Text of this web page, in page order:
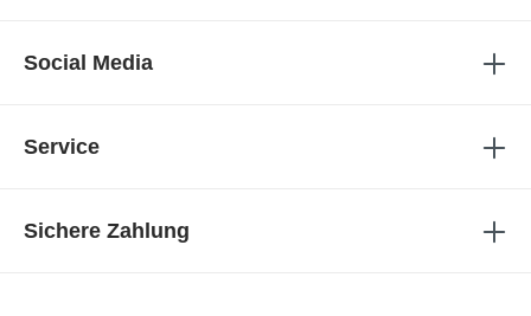
Social Media
Service
Sichere Zahlung